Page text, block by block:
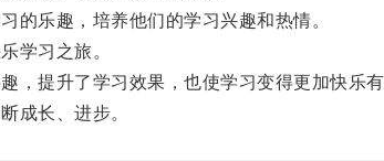
乐趣，培养他们的学习兴趣和热情。
学习之旅。
提升了学习效果，也使学习变得更加快乐有
成长、进步。